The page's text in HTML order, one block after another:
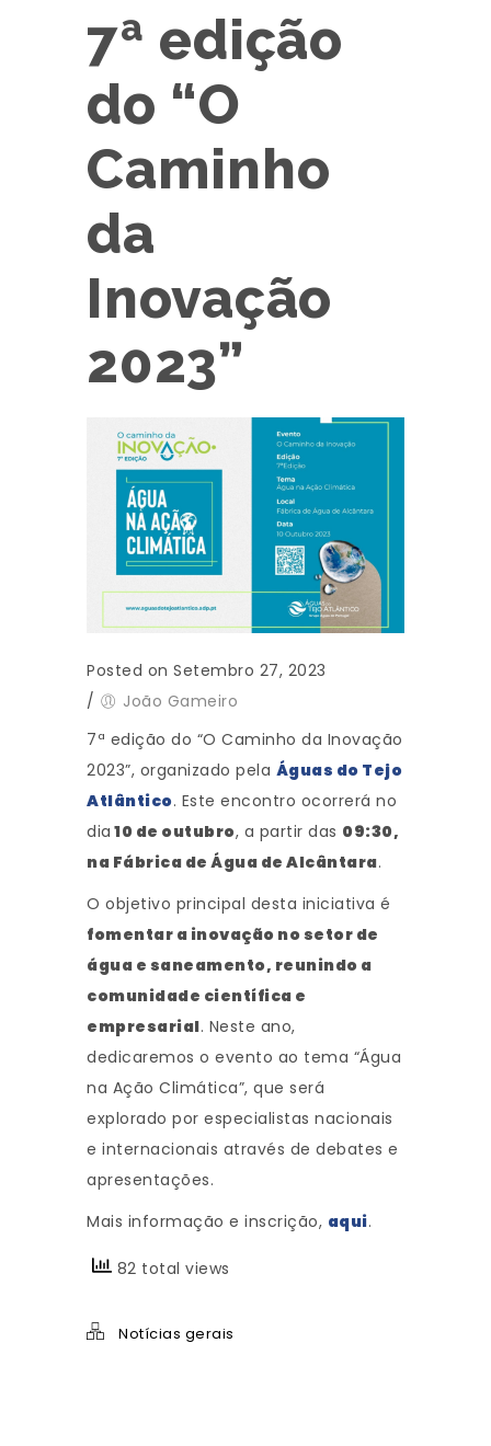
7ª edição
do “O
Caminho
da
Inovação
2023”
Posted on Setembro 27, 2023
/
João Gameiro
7ª edição do “O Caminho da Inovação
2023”, organizado pela Águas do Tejo
Atlântico. Este encontro ocorrerá no
dia 10 de outubro, a partir das 09:30,
na Fábrica de Água de Alcântara.
O objetivo principal desta iniciativa é
fomentar a inovação no setor de
água e saneamento, reunindo a
comunidade científica e
empresarial. Neste ano,
dedicaremos o evento ao tema “Água
na Ação Climática”, que será
explorado por especialistas nacionais
e internacionais através de debates e
apresentações.
Mais informação e inscrição, aqui.
82 total views
Notícias gerais